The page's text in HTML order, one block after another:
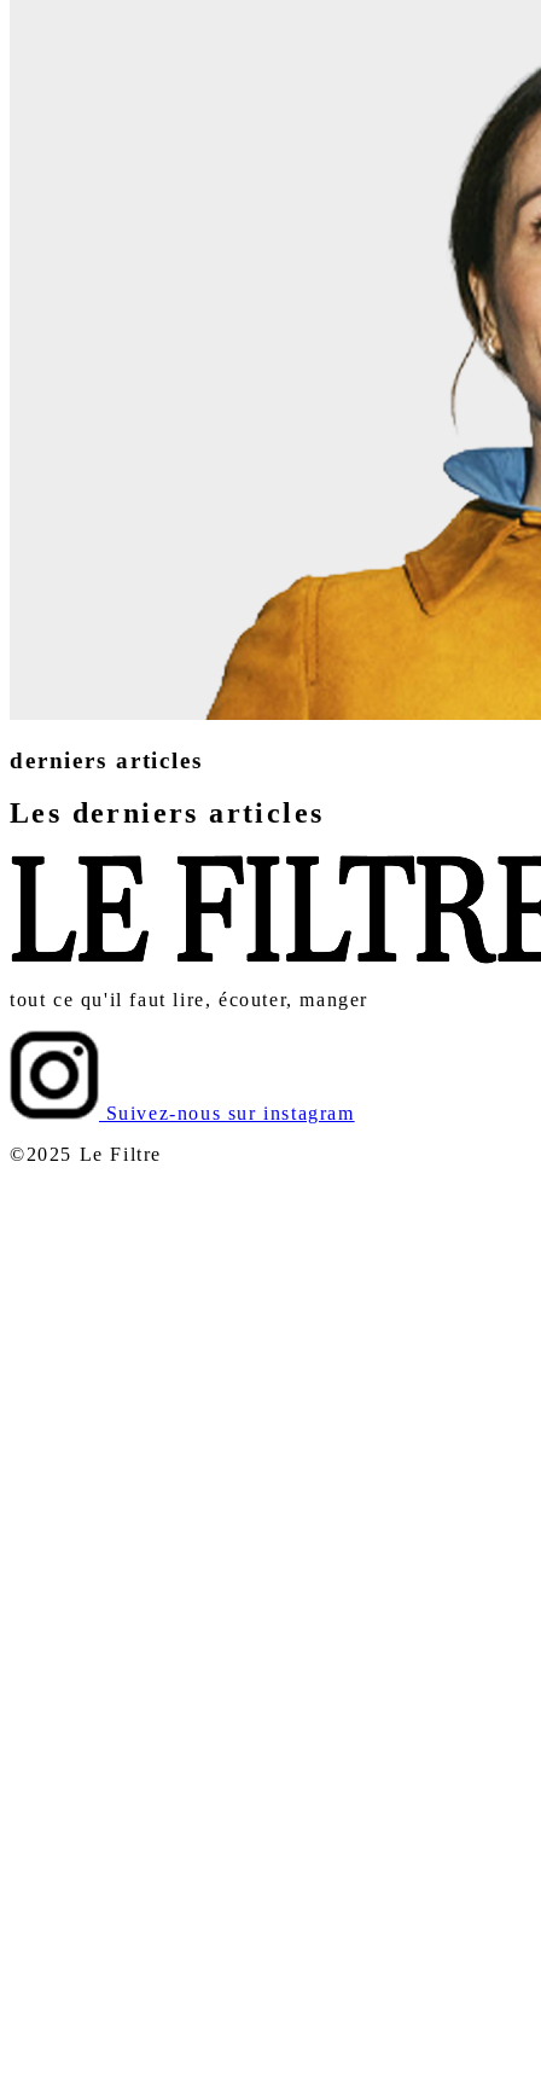
derniers articles
Les derniers articles
tout ce qu'il faut lire, écouter, manger
Suivez-nous sur instagram
©2025 Le Filtre